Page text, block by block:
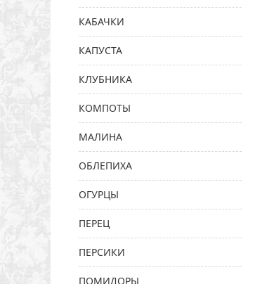
КАБАЧКИ
КАПУСТА
КЛУБНИКА
КОМПОТЫ
МАЛИНА
ОБЛЕПИХА
ОГУРЦЫ
ПЕРЕЦ
ПЕРСИКИ
ПОМИДОРЫ